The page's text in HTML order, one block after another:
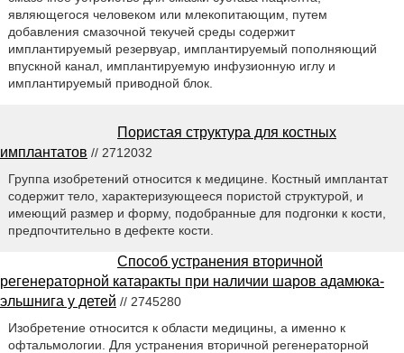
являющегося человеком или млекопитающим, путем
добавления смазочной текучей среды содержит
имплантируемый резервуар, имплантируемый пополняющий
впускной канал, имплантируемую инфузионную иглу и
имплантируемый приводной блок.
Пористая структура для костных
имплантатов // 2712032
Группа изобретений относится к медицине. Костный имплантат
содержит тело, характеризующееся пористой структурой, и
имеющий размер и форму, подобранные для подгонки к кости,
предпочтительно в дефекте кости.
Способ устранения вторичной
регенераторной катаракты при наличии шаров адамюка-
эльшнига у детей // 2745280
Изобретение относится к области медицины, а именно к
офтальмологии. Для устранения вторичной регенераторной